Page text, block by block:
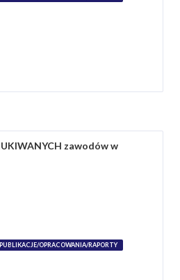
zawodów w
PUBLIKACJE/OPRACOWANIA/RAPORTY